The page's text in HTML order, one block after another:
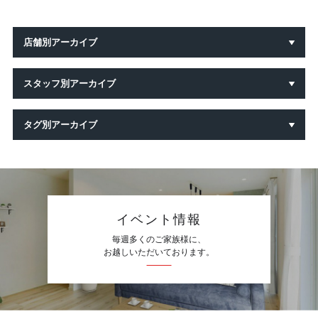
ますので ゆっくりとお打合せできます✨ ぜひご家族皆様お揃いでお越しくだ
店舗別アーカイブ
スタッフ別アーカイブ
タグ別アーカイブ
イベント情報
毎週多くのご家族様に、
お越しいただいております。